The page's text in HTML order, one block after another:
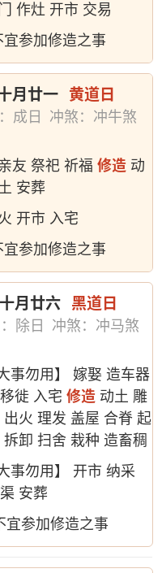
作灶 开市 交易
参加修造之事
月廿一 黄道日
成日
冲煞：冲牛煞
友 祭祀 祈福修造 动
安葬
开市 入宅
参加修造之事
月廿六 黑道日
除日
冲煞：冲马煞
事勿用】 嫁娶 造车器
徙 入宅修造 动土 雕
火 理发 盖屋 合脊 起
卸 扫舍 栽种 造畜稠
事勿用】 开市 纳采
安葬
宜参加修造之事